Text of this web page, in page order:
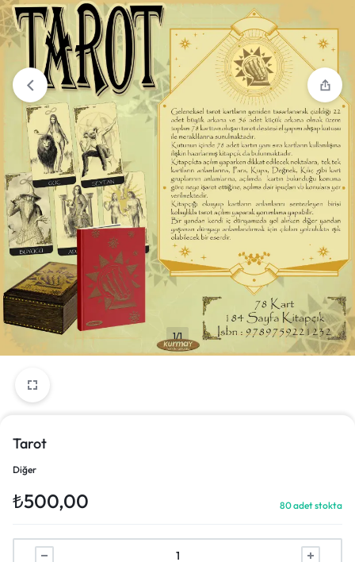
“Tarot” sepetinize eklendi.Sepete Git
1/1
Tarot
Diğer
₺500,00 80 adet stokta